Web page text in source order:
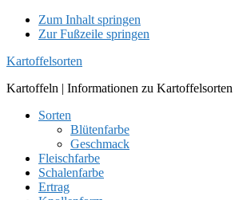
Zum Inhalt springen
Zur Fußzeile springen
Kartoffelsorten
Kartoffeln | Informationen zu Kartoffelsorten
Sorten
Blütenfarbe
Geschmack
Fleischfarbe
Schalenfarbe
Ertrag